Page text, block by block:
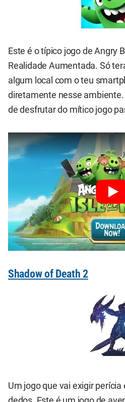
Este é o típico jogo de Angry
Realidade Aumentada. Só
algum local com o teu
diretamente nesse
de desfrutar do mítico jogo
Shadow of Death 2
Um jogo que vai exigir